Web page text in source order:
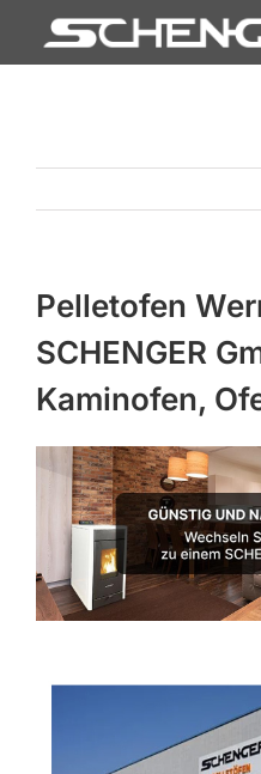
Inhalt
HÄNDLERSUCHE
UNTERNEHMEN
PROFIL
WARENKORB
PRODUCTS
SEARCH
Pelletofen
SCHENGER
Kaminofen,